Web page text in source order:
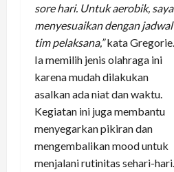
sore hari. Untuk aerobik, saya
menyesuaikan dengan jadwal
tim pelaksana,”kata Gregorie.
Ia memilih jenis olahraga ini
karena mudah dilakukan
asalkan ada niat dan waktu.
Kegiatan ini juga membantu
menyegarkan pikiran dan
mengembalikan mood untuk
menjalani rutinitas sehari-hari.